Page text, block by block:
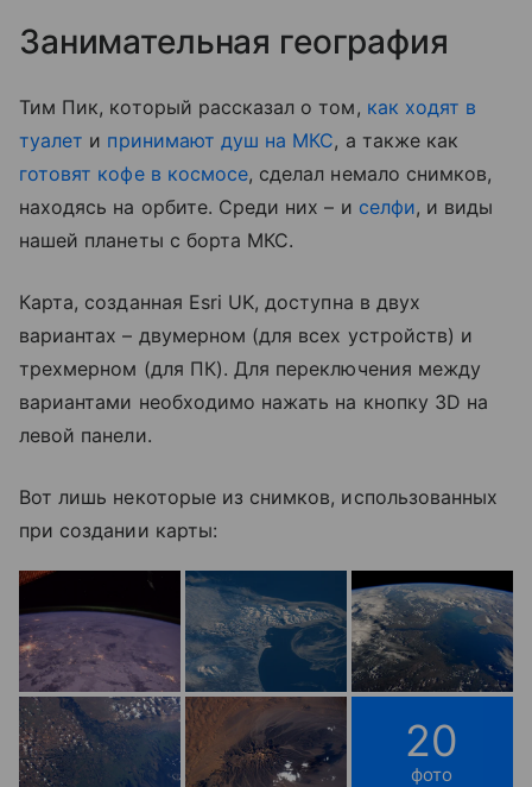
Занимательная география
Тим Пик, который рассказал о том, как ходят в
туалет и принимают душ на МКС, а также как
готовят кофе в космосе, сделал немало снимков,
находясь на орбите. Среди них – и селфи, и виды
нашей планеты с борта МКС.
Карта, созданная Esri UK, доступна в двух
вариантах – двумерном (для всех устройств) и
трехмерном (для ПК). Для переключения между
вариантами необходимо нажать на кнопку 3D на
левой панели.
Вот лишь некоторые из снимков, использованных
при создании карты:
20
фото